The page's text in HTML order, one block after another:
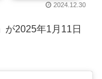
2024.12.30
が2025年1月11日